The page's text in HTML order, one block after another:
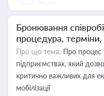
Бронювання
процедура, терміни,
Про що тема: Про процес
підприємствах, який
критично важливих для
мобілізації